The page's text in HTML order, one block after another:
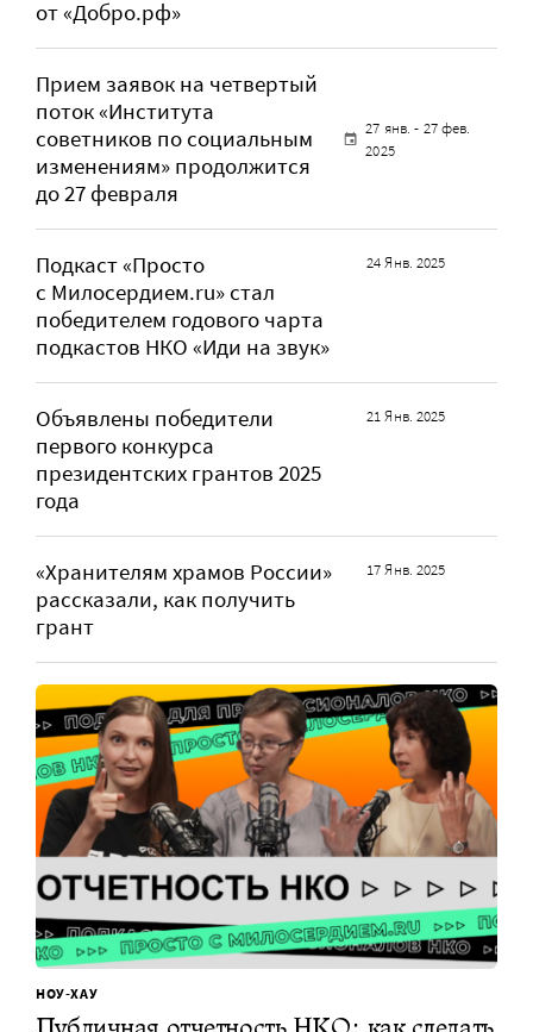
от «Добро.рф»
Прием заявок на четвертый
поток «Института
советников по социальным
изменениям» продолжится
до 27 февраля
27 янв. - 27 фев.
2025
Подкаст «Просто
с Милосердием.ru» стал
победителем годового чарта
подкастов НКО «Иди на звук»
24 Янв. 2025
Объявлены победители
первого конкурса
президентских грантов 2025
года
21 Янв. 2025
«Хранителям храмов России»
рассказали, как получить
грант
17 Янв. 2025
НОУ-ХАУ